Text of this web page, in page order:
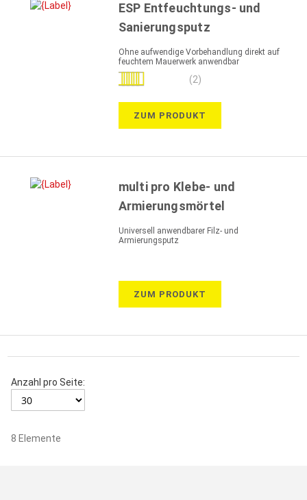
ESP Entfeuchtungs- und
Sanierungsputz
Ohne aufwendige Vorbehandlung direkt auf
feuchtem Mauerwerk anwendbar
Bewertung:
(2)
ZUM PRODUKT
multi pro Klebe- und
Armierungsmörtel
Universell anwendbarer Filz- und
Armierungsputz
ZUM PRODUKT
Anzahl pro Seite:
8 Elemente